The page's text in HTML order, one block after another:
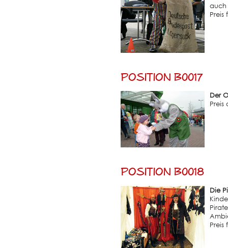
auch
Preis
Position B0017
Der
Position B0018
Die
Preis